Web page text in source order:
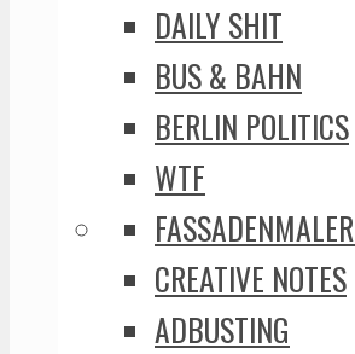
DAILY SHIT
BUS & BAHN
BERLIN POLITICS
WTF
CREATIVE NOTES
ADBUSTING